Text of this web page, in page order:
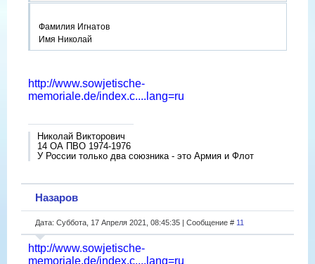
Фамилия Игнатов
Имя Николай
http://www.sowjetische-
memoriale.de/index.c....lang=ru
Николай Викторович
14 ОА ПВО 1974-1976
У России только два союзника - это Армия и Флот
Назаров
Дата: Суббота, 17 Апреля 2021, 08:45:35 | Сообщение # 11
http://www.sowjetische-
memoriale.de/index.c....lang=ru